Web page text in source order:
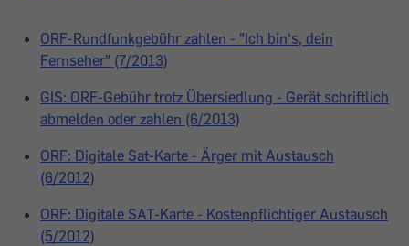
ORF-Rundfunkgebühr zahlen - "Ich bin‘s, dein
Fernseher" (7/2013)
GIS: ORF-Gebühr trotz Übersiedlung - Gerät schriftlich
abmelden oder zahlen (6/2013)
ORF: Digitale Sat-Karte - Ärger mit Austausch
(6/2012)
ORF: Digitale SAT-Karte - Kostenpflichtiger Austausch
(5/2012)